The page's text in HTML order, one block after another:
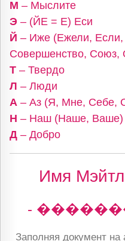
М – Мыслите
Э – (ЙЕ = Е) Еси
Й – Иже (Ежели, Если,
Совершенство, Союз,
Т – Твердо
Л – Люди
А – Аз (Я, Мне, Себе,
Н – Наш (Наше, Ваше)
Д – Добро
Имя
-
Заполняя документ на